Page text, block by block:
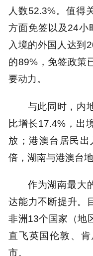
人数52.3%。值得
方面免签以及24小
入境的外国人达到
的89%，免签政策
要动力。
与此同时，内
比增长17.4%，出
放；港澳台居民
倍，湖南与港澳台
作为湖南最大
达能力不断提升。
非洲13个国家（地
直飞英国伦敦、
市。